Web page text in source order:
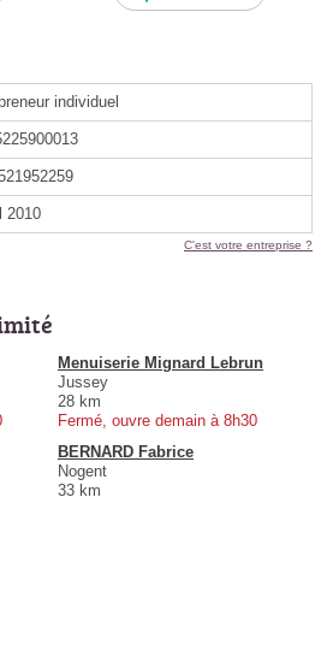
individuel
2010
C'est votre entreprise ?
Menuiserie Mignard Lebrun
Jussey
28 km
Fermé, ouvre demain à 8h30
BERNARD Fabrice
Nogent
33 km